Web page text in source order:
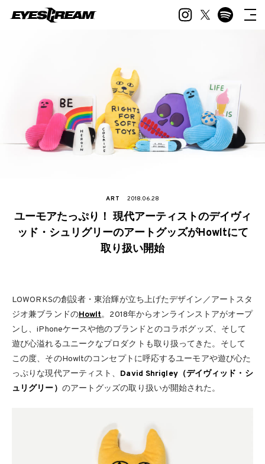
ART 2018.06.28
ユーモアたっぷり！ 現代アーティストのデイヴィ
ッド・シュリグリーのアートグッズがHowltにて
取り扱い開始
LOWORKSの創設者・東治輝が立ち上げたデザイン／アートスタ
ジオ兼ブランドのHowlt。2018年からオンラインストアがオープ
ンし、iPhoneケースや他のブランドとのコラボグッズ、そして
遊び心溢れるユニークなプロダクトも取り扱ってきた。そして
この度、そのHowltのコンセプトに呼応するユーモアや遊び心た
っぷりな現代アーティスト、 David Shrigley（デイヴィッド・シ
ュリグリー） のアートグッズの取り扱いが開始された。